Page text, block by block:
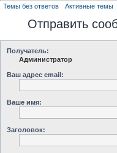
Темы без ответов Активные темы
Отправить
Получатель:
Администратор
Ваш адрес email:
Ваше имя:
Заголовок: